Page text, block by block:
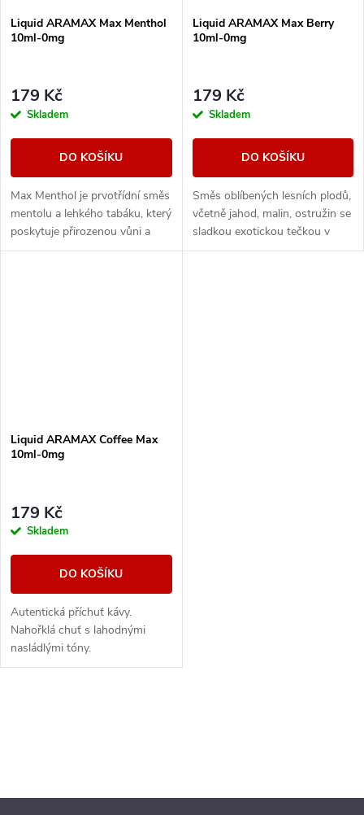
Liquid ARAMAX Max Menthol
10ml-0mg
179 Kč
Skladem
DO KOŠÍKU
Max Menthol je prvotřídní směs
mentolu a lehkého tabáku, který
poskytuje přirozenou vůni a
maximální osvěžení.
Liquid ARAMAX Max Berry
10ml-0mg
179 Kč
Skladem
DO KOŠÍKU
Směs oblíbených lesních plodů,
včetně jahod, malin, ostružin se
sladkou exotickou tečkou v
podobě manga.
Liquid ARAMAX Coffee Max
10ml-0mg
179 Kč
Skladem
DO KOŠÍKU
Autentická příchuť kávy.
Nahořklá chuť s lahodnými
nasládlými tóny.